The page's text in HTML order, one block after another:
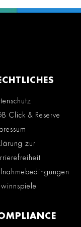
Click & Reserve
zur